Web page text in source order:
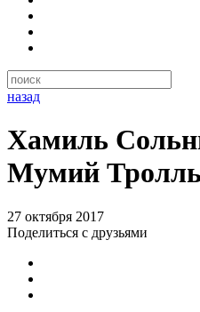
назад
Хамиль
Мумий
27 октября 2017
Поделиться с друзьями